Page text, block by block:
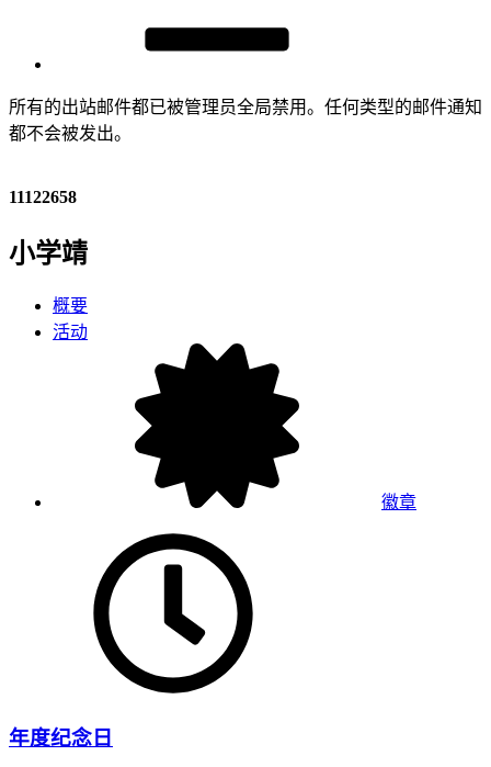
所有的出站邮件都已被管理员全局禁用。任何类型的邮件通知
都不会被发出。
11122658
小学靖
概要
活动
徽章
年度纪念日